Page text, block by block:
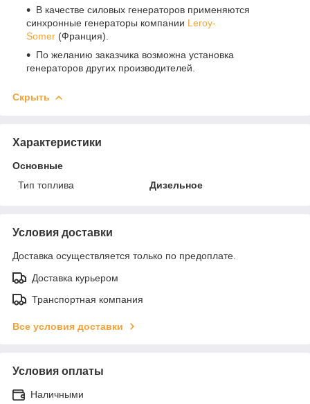
В качестве силовых генераторов применяются
синхронные генераторы компании Leroy-
Somer (Франция).
По желанию заказчика возможна установка
генераторов других производителей.
Скрыть
Характеристики
Основные
Тип топлива
Дизельное
Условия доставки
Доставка осуществляется только по предоплате.
Доставка курьером
Транспортная компания
Все условия доставки
Условия оплаты
Наличными